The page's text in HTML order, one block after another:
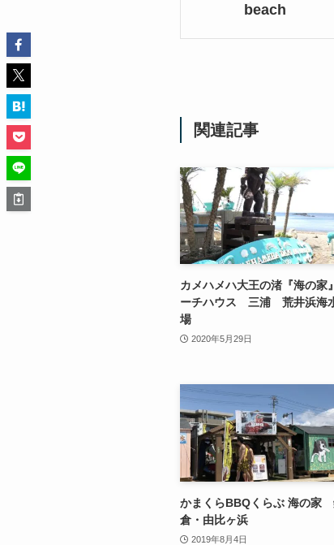
beach
関連記事
カメハメハ大王の渚『海の家
ーチハウス 三浦 荒井浜海
場
2020年5月29日
かまくらBBQくらぶ 海の家
倉・由比ヶ浜
2019年8月4日